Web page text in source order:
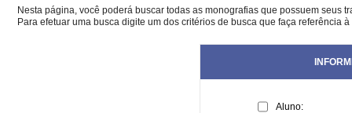
Nesta página, você poderá buscar todas as monografias que possuem seus
Para efetuar uma busca digite um dos critérios de busca que faça referência
Aluno: